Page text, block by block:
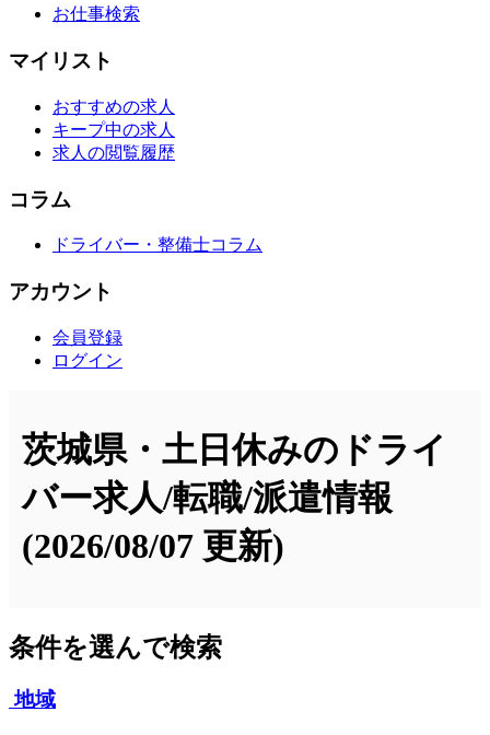
お仕事検索
マイリスト
おすすめの求人
キープ中の求人
求人の閲覧履歴
コラム
ドライバー・整備士コラム
アカウント
会員登録
ログイン
茨城県・土日休みのドライ
バー求人/転職/派遣情報
(2026/08/07 更新)
条件を選んで検索
地域